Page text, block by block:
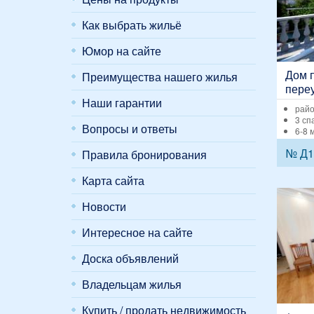
Как выбрать жильё
Юмор на сайте
Преимущества нашего жилья
Наши гарантии
Вопросы и ответы
Правила бронирования
Карта сайта
Новости
Интересное на сайте
Доска объявлений
Владельцам жилья
Купить / продать недвижимость
Дом
3
6-8
№